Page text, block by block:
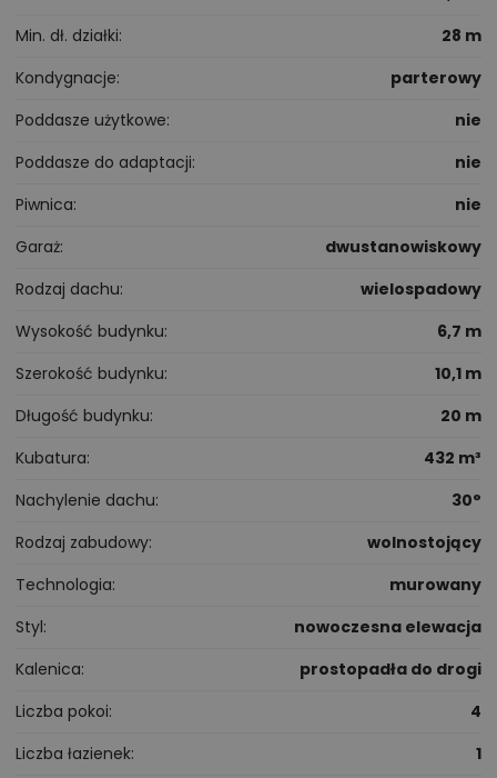
Min. dł. działki
28 m
Kondygnacje
parterowy
Poddasze użytkowe
nie
Poddasze do adaptacji
nie
Piwnica
nie
Garaż
dwustanowiskowy
Rodzaj dachu
wielospadowy
Wysokość budynku
6,7 m
Szerokość budynku
10,1 m
Długość budynku
20 m
Kubatura
432 m³
Nachylenie dachu
30°
Rodzaj zabudowy
wolnostojący
Technologia
murowany
Styl
nowoczesna elewacja
Kalenica
prostopadła do drogi
Liczba pokoi
4
Liczba łazienek
1